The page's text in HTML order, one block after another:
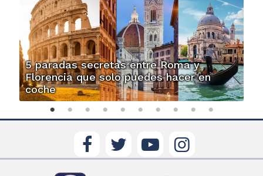
5 paradas secretas entre Roma y
Florencia que solo puedes hacer en
coche